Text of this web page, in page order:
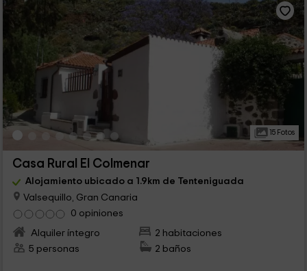
15 Fotos
Casa Rural El Colmenar
Alojamiento ubicado a 1.9km de Tenteniguada
Valsequillo, Gran Canaria
0 opiniones
Alquiler íntegro
2 habitaciones
5 personas
2 baños